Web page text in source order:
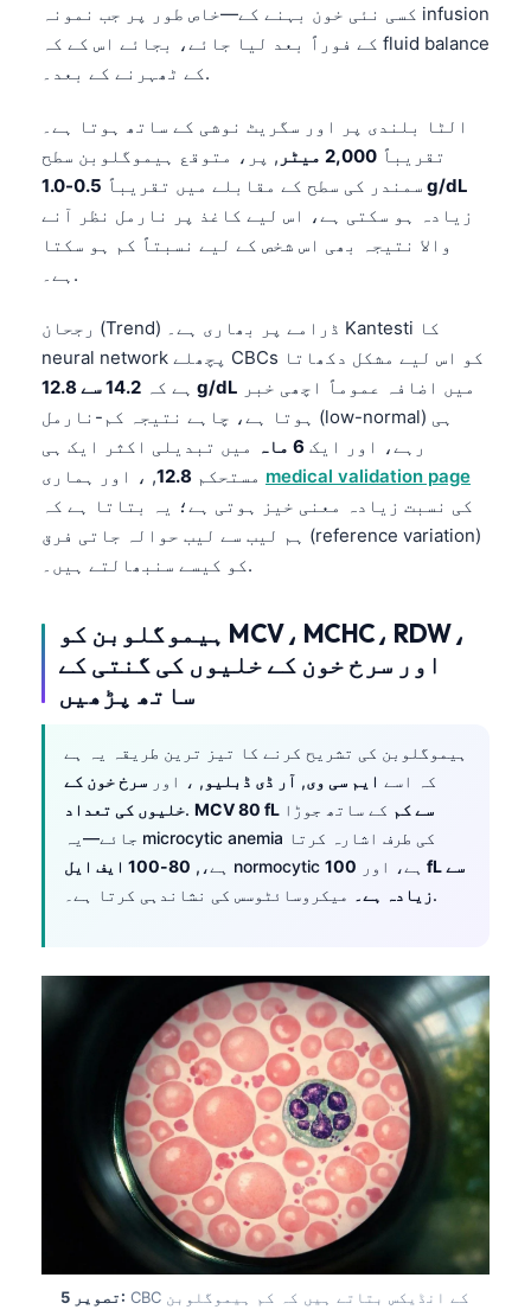
کسی نئی خون بہنے کے—خاص طور پر جب نمونہ infusion
کے فوراً بعد لیا جائے، بجائے اس کے کہ fluid balance
کے ٹھہرنے کے بعد۔.
الٹا بلندی پر اور سگریٹ نوشی کے ساتھ ہوتا ہے۔
تقریباً 2,000 میٹر
, پر، متوقع ہیموگلوبن سطح
سمندر کی سطح کے مقابلے میں تقریباً 0.5-1.0 g/dL
زیادہ ہو سکتی ہے، اس لیے کاغذ پر نارمل نظر آنے
والا نتیجہ بھی اس شخص کے لیے نسبتاً کم ہو سکتا
ہے۔.
رجحان (Trend) ڈرامے پر بھاری ہے۔ Kantesti کا
neural network پچھلے CBCs کو اس لیے مشکل دکھاتا
ہے کہ 14.2 سے 12.8 g/dL
ہوتا ہے، چاہے نتیجہ کم-نارمل (low-normal) ہی
رہے، اور ایک 6 ماہ
میں تبدیلی اکثر ایک ہی
مستحکم 12.8
medical validation page
کی نسبت زیادہ معنی خیز ہوتی ہے؛ یہ بتاتا ہے کہ
ہم لیب سے لیب حوالہ جاتی فرق (reference variation)
کو کیسے سنبھالتے ہیں۔.
ہیموگلوبن کو MCV، MCHC، RDW،
اور سرخ خون کے خلیوں کی گنتی کے
ساتھ پڑھیں
ہیموگلوبن کی تشریح کرنے کا تیز ترین طریقہ یہ ہے
کہ اسے ایم سی وی, آر ڈی ڈبلیو , ، اور سرخ خون کے
خلیوں کی تعداد. MCV 80 fL سے کم کے ساتھ جوڑا
جائے—یہ microcytic anemia کی طرف اشارہ کرتا
ہے،, 80-100 ایف ایل normocytic ہے، اور 100 fL سے
زیادہ ہے۔میکروسائٹوسس کی نشاندہی کرتا ہے۔.
تصویر 5: CBC کے انڈیکس بتاتے ہیں کہ کم ہیموگلوبن